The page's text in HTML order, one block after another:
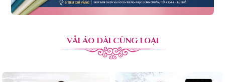
VẢI ÁO DÀI CÙNG LOẠI